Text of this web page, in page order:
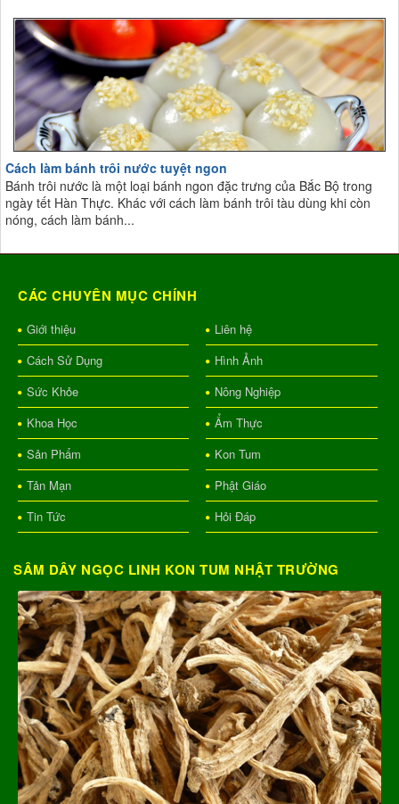
Cách làm bánh trôi nước tuyệt ngon
Bánh trôi nước là một loại bánh ngon đặc trưng của Bắc Bộ trong
ngày tết Hàn Thực. Khác với cách làm bánh trôi tàu dùng khi còn
nóng, cách làm bánh...
CÁC CHUYÊN MỤC CHÍNH
Giới thiệu
Liên hệ
Cách Sử Dụng
Hình Ảnh
Sức Khỏe
Nông Nghiệp
Khoa Học
Ẩm Thực
Sản Phẩm
Kon Tum
Tản Mạn
Phật Giáo
Tin Tức
Hỏi Đáp
SÂM DÂY NGỌC LINH KON TUM NHẬT TRƯỜNG